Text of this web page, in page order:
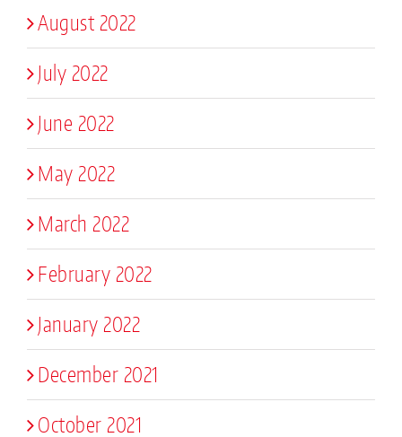
August 2022
July 2022
June 2022
May 2022
March 2022
February 2022
January 2022
December 2021
October 2021